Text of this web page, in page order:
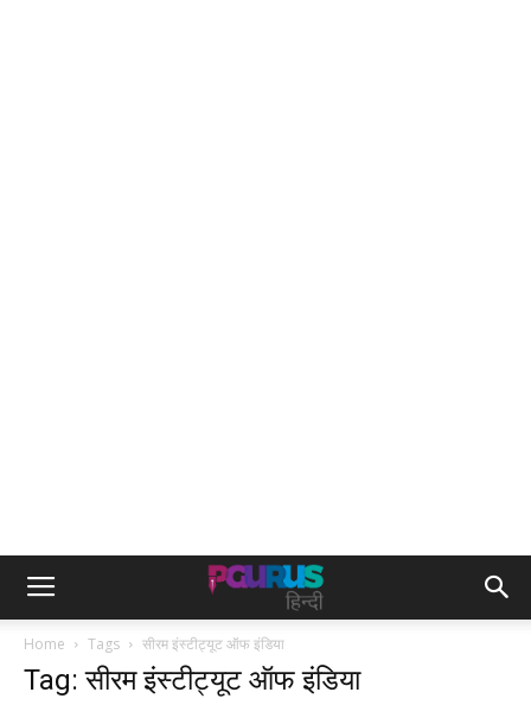
Home Tags सीरम इंस्टीट्यूट ऑफ इंडिया
Tag: सीरम इंस्टीट्यूट ऑफ इंडिया